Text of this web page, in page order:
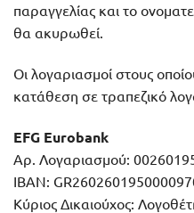
παραγγελίας και το
θα ακυρωθεί.
Οι λογαριασμοί στους
κατάθεση σε τραπεζικό
EFG Εurobank
Αρ. Λογαριασμού:
IBAN:
Κύριος Δικαιούχος: